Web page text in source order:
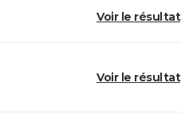
Voir le résultat
Voir le résultat